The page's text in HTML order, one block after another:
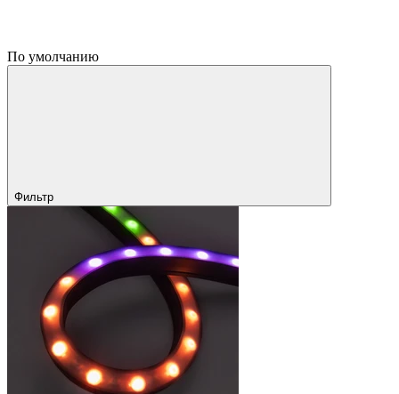
По умолчанию
Фильтр